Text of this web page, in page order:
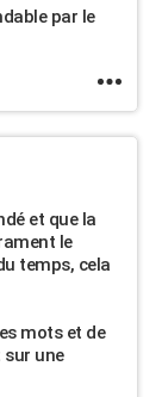
par le
et que la
le
temps, cela
mots et de
une